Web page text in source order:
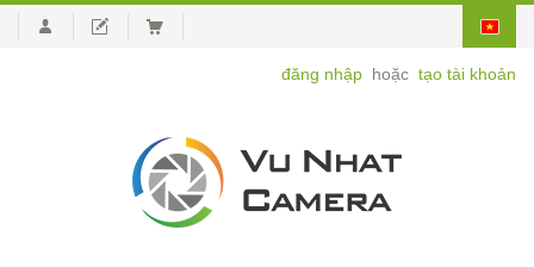
đăng nhập hoặc tạo tài khoản